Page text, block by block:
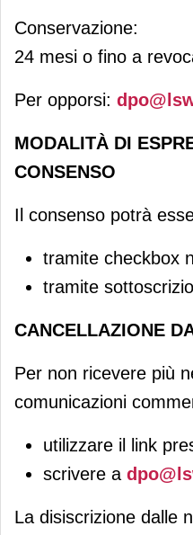
Conservazione:
24 mesi o fino a
Per opporsi:
MODALITÀ DI
CONSENSO
Il consenso potrà
tramite checkbox
tramite
CANCELLAZIONE
Per non ricevere più
comunicazioni
utilizzare il link
scrivere a
La disiscrizione dalle